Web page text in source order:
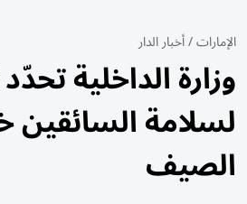
الإمارات/أخبار الدار
لسلامة
الصيف